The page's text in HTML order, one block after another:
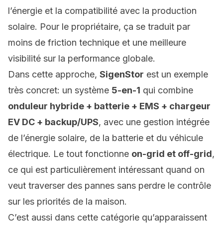
l’énergie et la compatibilité avec la production
solaire. Pour le propriétaire, ça se traduit par
moins de friction technique et une meilleure
visibilité sur la performance globale.
Dans cette approche, SigenStor est un exemple
très concret: un système 5-en-1 qui combine
onduleur hybride + batterie + EMS + chargeur
EV DC + backup/UPS, avec une gestion intégrée
de l’énergie solaire, de la batterie et du véhicule
électrique. Le tout fonctionne on-grid et off-grid,
ce qui est particulièrement intéressant quand on
veut traverser des pannes sans perdre le contrôle
sur les priorités de la maison.
C’est aussi dans cette catégorie qu’apparaissent